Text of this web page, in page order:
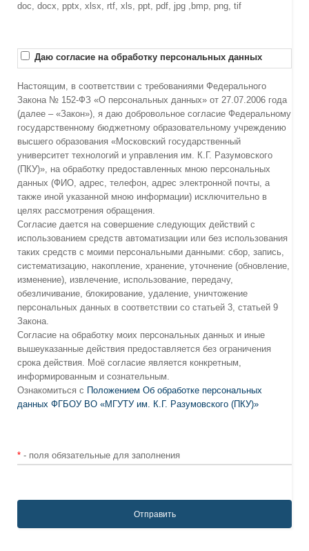
doc, docx, pptx, xlsx, rtf, xls, ppt, pdf, jpg ,bmp, png, tif
Даю согласие на обработку персональных данных
Настоящим, в соответствии с требованиями Федерального
Закона № 152-ФЗ «О персональных данных» от 27.07.2006 года
(далее – «Закон»), я даю добровольное согласие Федеральному
государственному бюджетному образовательному учреждению
высшего образования «Московский государственный
университет технологий и управления им. К.Г. Разумовского
(ПКУ)», на обработку предоставленных мною персональных
данных (ФИО, адрес, телефон, адрес электронной почты, а
также иной указанной мною информации) исключительно в
целях рассмотрения обращения.
Согласие дается на совершение следующих действий с
использованием средств автоматизации или без использования
таких средств с моими персональными данными: сбор, запись,
систематизацию, накопление, хранение, уточнение (обновление,
изменение), извлечение, использование, передачу,
обезличивание, блокирование, удаление, уничтожение
персональных данных в соответствии со статьей 3, статьей 9
Закона.
Согласие на обработку моих персональных данных и иные
вышеуказанные действия предоставляется без ограничения
срока действия. Моё согласие является конкретным,
информированным и сознательным.
Ознакомиться с Положением Об обработке персональных
данных ФГБОУ ВО «МГУТУ им. К.Г. Разумовского (ПКУ)»
* - поля обязательные для заполнения